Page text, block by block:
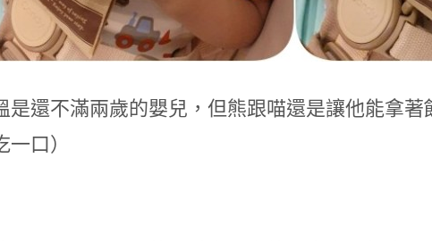
是還不滿兩歲的嬰兒，但熊跟喵還是讓他能拿
口）